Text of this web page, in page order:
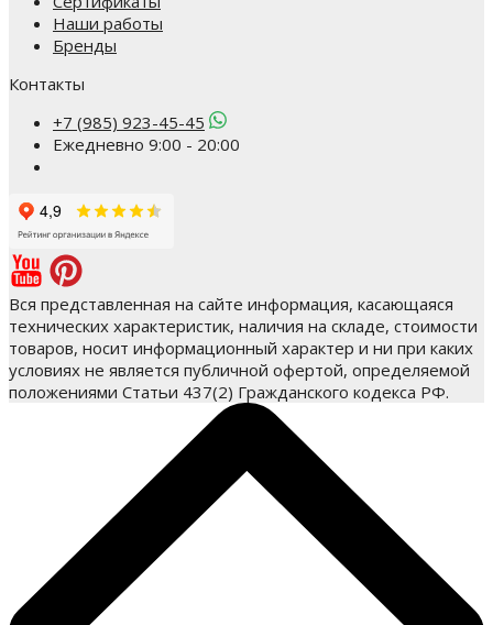
Наши работы
Бренды
Контакты
+7 (985) 923-45-45
Ежедневно 9:00 - 20:00
Вся представленная на сайте информация, касающаяся
технических характеристик, наличия на складе, стоимости
товаров, носит информационный характер и ни при каких
условиях не является публичной офертой, определяемой
положениями Статьи 437(2) Гражданского кодекса РФ.